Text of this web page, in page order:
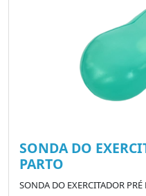
SONDA DO
PARTO
SONDA DO EXERCITADOR